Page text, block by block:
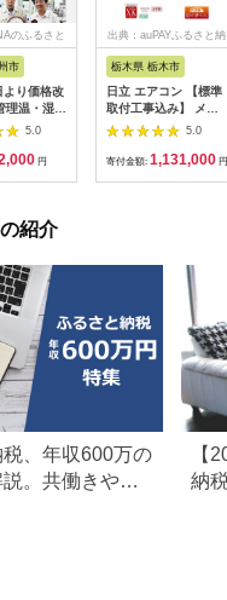
のふるさと
市
より価格改
温・湿度
[AJ049]
5.0
円
出典：auPAYふるさと納
栃木県 栃木市
日立 エアコン 【標準
取付工事込み】 メガ
暖 白くまくん XKシリ
ーズ【 10畳用 】寒冷
地仕様 200Vタイプ
5.0
寄付金額: 1,131,000 円
紹介
、年収600万の
。共働きや子
【
納
の